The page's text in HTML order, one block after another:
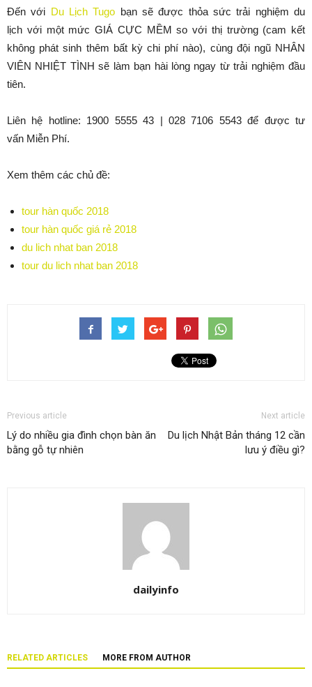
Đến với Du Lịch Tugo bạn sẽ được thỏa sức trải nghiệm du
lịch với một mức GIÁ CỰC MỀM so với thị trường (cam kết
không phát sinh thêm bất kỳ chi phí nào), cùng đội ngũ NHÂN
VIÊN NHIỆT TÌNH sẽ làm bạn hài lòng ngay từ trải nghiệm đầu
tiên.
Liên hệ hotline: 1900 5555 43 | 028 7106 5543 để được tư
vấn Miễn Phí.
Xem thêm các chủ đề:
tour hàn quốc 2018
tour hàn quốc giá rẻ 2018
du lich nhat ban 2018
tour du lich nhat ban 2018
Previous article
Lý do nhiều gia đình chọn bàn ăn
bằng gỗ tự nhiên
Next article
Du lịch Nhật Bản tháng 12 cần
lưu ý điều gì?
dailyinfo
RELATED ARTICLES MORE FROM AUTHOR